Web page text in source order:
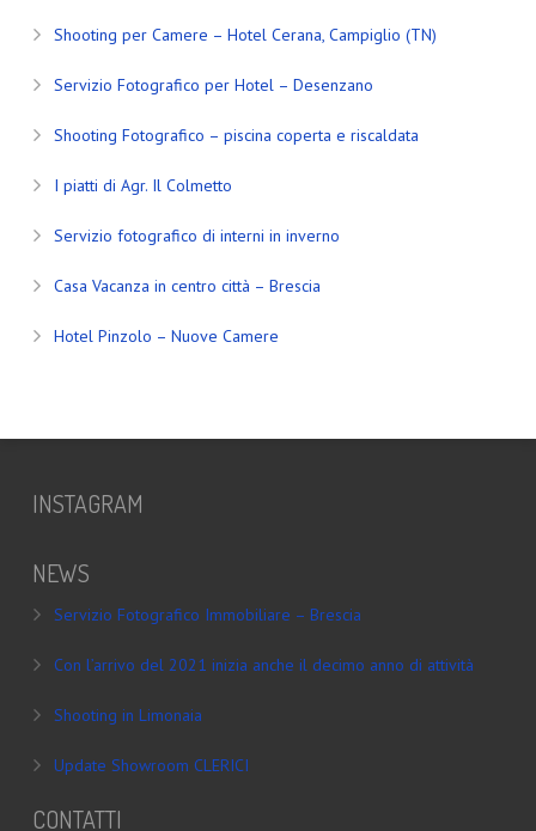
Shooting per Camere – Hotel Cerana, Campiglio (TN)
Servizio Fotografico per Hotel – Desenzano
Shooting Fotografico – piscina coperta e riscaldata
I piatti di Agr. Il Colmetto
Servizio fotografico di interni in inverno
Casa Vacanza in centro città – Brescia
Hotel Pinzolo – Nuove Camere
INSTAGRAM
NEWS
Servizio Fotografico Immobiliare – Brescia
Con l’arrivo del 2021 inizia anche il decimo anno di attività
Shooting in Limonaia
Update Showroom CLERICI
CONTATTI